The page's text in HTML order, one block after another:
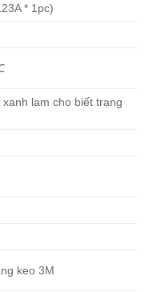
* 1pc)
lam cho biết trạng
keo 3M